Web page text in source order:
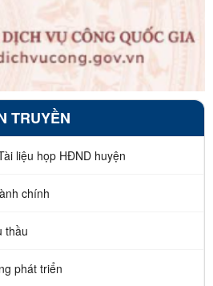
TRUYỀN
liệu họp HĐND huyện
chính
thầu
phát triển